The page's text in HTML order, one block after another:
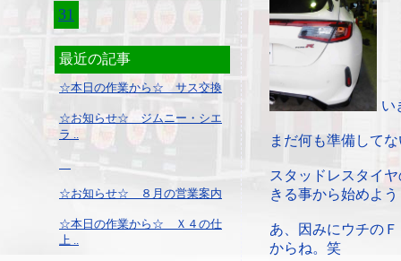
31
最近の記事
☆本日の作業から☆ サス交換
☆お知らせ☆ ジムニー・シエ
ラ ..
☆お知らせ☆ ８月の営業案内
☆本日の作業から☆ Ｘ４の仕
上 ..
い
まだ何も準備して
スタッドレスタイ
きる事から始めよ
あ、因みにウチの
からね。笑